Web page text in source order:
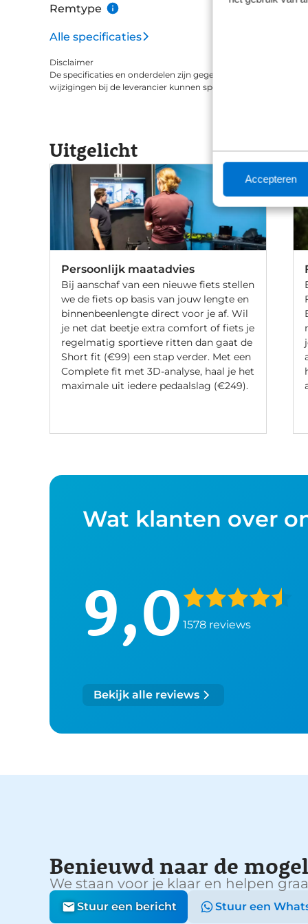
Accepteren
Remtype
Alle specificaties
Disclaimer
De specificaties en onderdelen zijn gegeven op basis van
wijzigingen bij de leverancier kunnen specificaties afwijken.
Uitgelicht
Persoonlijk maatadvies
Bij aanschaf van een nieuwe fiets stellen
we de fiets op basis van jouw lengte en
binnenbeenlengte direct voor je af. Wil
je net dat beetje extra comfort of fiets je
regelmatig sportieve ritten dan gaat de
Short fit (€99) een stap verder. Met een
Complete fit met 3D-analyse, haal je het
maximale uit iedere pedaalslag (€249).
Wat klanten over
9,0 1578 reviews
Bekijk alle reviews
Benieuwd naar de
We staan voor je klaar en helpen
Stuur een bericht Stuur een